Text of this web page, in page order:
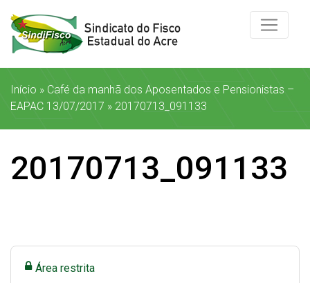
Início » Café da manhã dos Aposentados e Pensionistas –
EAPAC 13/07/2017 » 20170713_091133
20170713_091133
Área restrita